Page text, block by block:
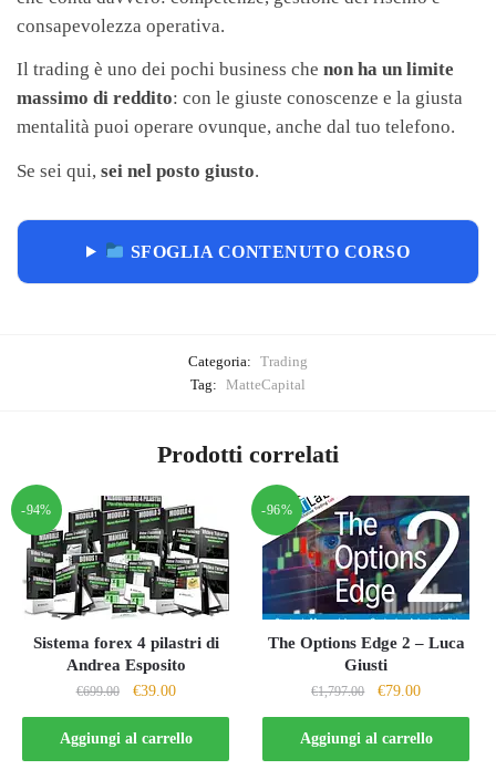
consapevolezza operativa.
Il trading è uno dei pochi business che non ha un limite
massimo di reddito: con le giuste conoscenze e la giusta
mentalità puoi operare ovunque, anche dal tuo telefono.
Se sei qui, sei nel posto giusto.
SFOGLIA CONTENUTO CORSO
Categoria: Trading
Tag: MatteCapital
Prodotti correlati
-94%
Sistema forex 4 pilastri di
Andrea Esposito
€699.00
Il
prezzo
originale
era:
€39.00Il
prezzo
attuale
è:
Aggiungi al carrello
-96%
The Options Edge 2 – Luca
Giusti
€1,797.00
Il
prezzo
originale
era:
€79.00Il
prezzo
attuale
è:
Aggiungi al carrello